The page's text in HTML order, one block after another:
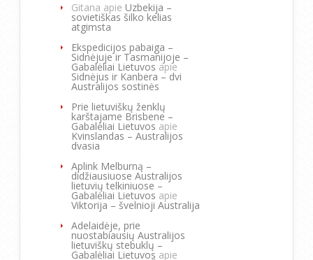
Gitana apie Uzbekija –
sovietiškas šilko kelias
atgimsta
Ekspedicijos pabaiga –
Sidnėjuje ir Tasmanijoje –
Gabalėliai Lietuvos apie
Sidnėjus ir Kanbera – dvi
Australijos sostinės
Prie lietuviškų ženklų
karštajame Brisbene –
Gabalėliai Lietuvos apie
Kvinslandas – Australijos
dvasia
Aplink Melburną –
didžiausiuose Australijos
lietuvių telkiniuose –
Gabalėliai Lietuvos apie
Viktorija – švelnioji Australija
Adelaidėje, prie
nuostabiausių Australijos
lietuviškų stebuklų –
Gabalėliai Lietuvos apie